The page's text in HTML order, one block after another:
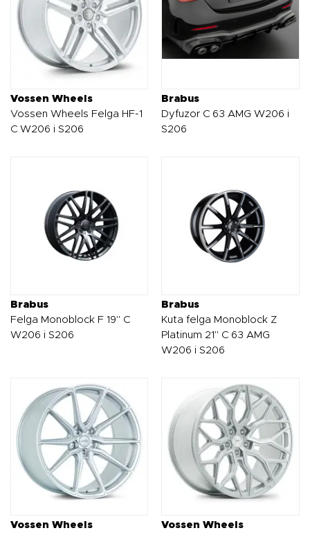
Vossen Wheels
Vossen Wheels Felga HF-1
C W206 i S206
Brabus
Dyfuzor C 63 AMG W206 i
S206
Brabus
Felga Monoblock F 19" C
W206 i S206
Brabus
Kuta felga Monoblock Z
Platinum 21" C 63 AMG
W206 i S206
Vossen Wheels
Vossen Wheels